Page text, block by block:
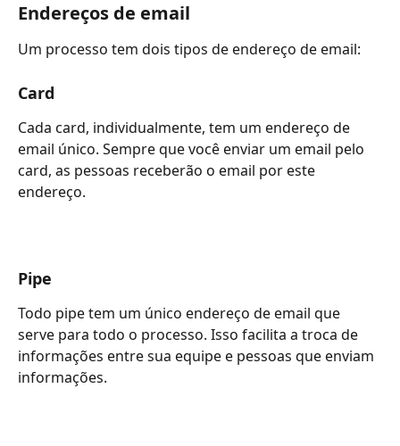
Endereços de email
Um processo tem dois tipos de endereço de email:
Card
Cada card, individualmente, tem um endereço de
email único. Sempre que você enviar um email pelo
card, as pessoas receberão o email por este
endereço.
Pipe
Todo pipe tem um único endereço de email que
serve para todo o processo. Isso facilita a troca de
informações entre sua equipe e pessoas que enviam
informações.